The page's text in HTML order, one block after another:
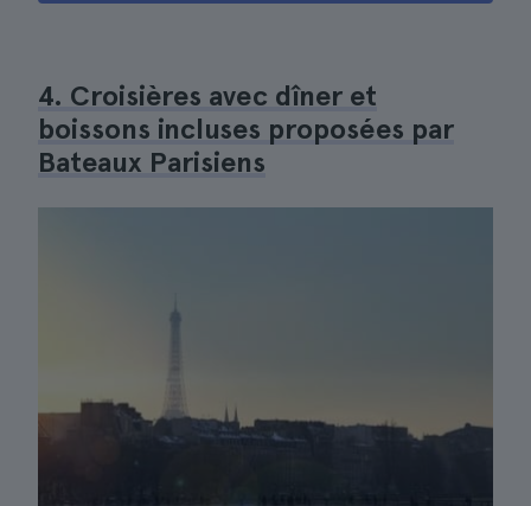
4. Croisières avec dîner et
boissons incluses proposées par
Bateaux Parisiens